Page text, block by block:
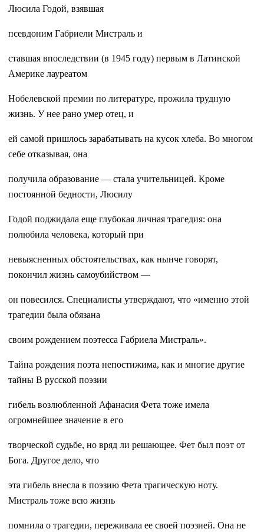
Люсила Годой, взявшая
псевдоним Габриели Мистраль и
ставшая впоследствии (в 1945 году) первым в Латинской
Америке лауреатом
Нобелевской премии по литературе, прожила трудную
жизнь. У нее рано умер отец, и
ей самой пришлось зарабатывать на кусок хлеба. Во многом
себе отказывая, она
получила образование — стала учительницей. Кроме
постоянной бедности, Люсилу
Годой поджидала еще глубокая личная трагедия: она
полюбила человека, который при
невыясненных обстоятельствах, как нынче говорят,
покончил жизнь самоубийством —
он повесился. Специалисты утверждают, что «именно этой
трагедии была обязана
своим рождением поэтесса Габриела Мистраль».
Тайна рождения поэта непостижима, как и многие другие
тайны В русской поэзии
гибель возлюбленной Афанасия Фета тоже имела
огромнейшее значение в его
творческой судьбе, но вряд ли решающее. Фет был поэт от
Бога. Другое дело, что
эта гибель внесла в поэзию Фета трагическую ноту.
Мистраль тоже всю жизнь
помнила о трагедии, переживала ее своей поэзией. Она не